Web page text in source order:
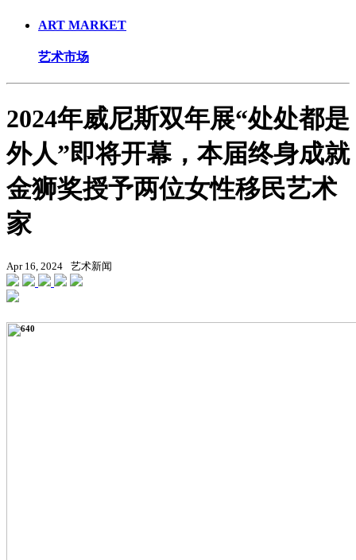
ART MARKET
艺术市场
2024年威尼斯双年展“处处都是
外人”即将开幕，本届终身成就
金狮奖授予两位女性移民艺术
家
Apr 16, 2024 艺术新闻